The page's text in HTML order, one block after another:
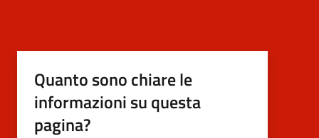
Quanto sono chiare le
informazioni su questa
pagina?